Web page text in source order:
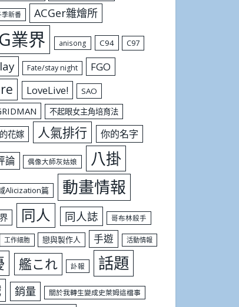
季新番 ACGer雜燴所
業界 anisong C94 C97
Fate/stay night FGO
LoveLive! SAO
不起眼女主角培育法
花嫁 人氣排行 你的名字
論 偶像大師灰姑娘 八掛
Alicization篇 動畫情報
同人 同人誌 哥布林殺手
工作細胞 戀與製作人 手遊 活動情報
艦これ 訃報 話題
銷量 關於我轉生變成史萊姆這檔事